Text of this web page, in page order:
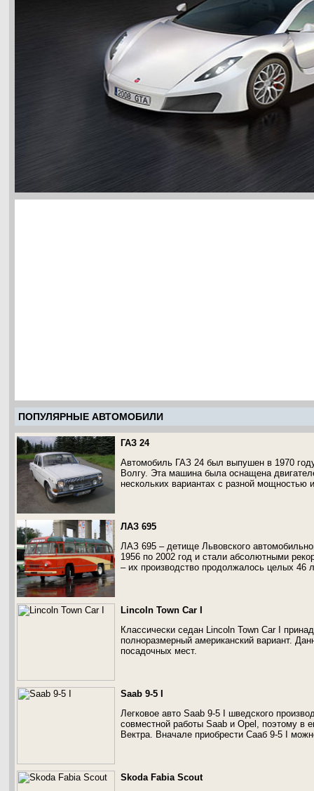
ПОПУЛЯРНЫЕ АВТОМОБИЛИ
ГАЗ 24
Автомобиль ГАЗ 24 был выпушен в 1970
Волгу. Эта машина была оснащена
нескольких вариантах с разной мощностью
ЛАЗ 695
ЛАЗ 695 – детище Львовского
1956 по 2002 год и стали абсолютными
– их производство продолжалось целых 46
Lincoln Town Car I
Классически седан Lincoln Town Car I
полноразмерный американский вариант.
посадочных мест.
Saab 9-5 I
Легковое авто Saab 9-5 I шведского
совместной работы Saab и Opel, поэтому в
Вектра. Вначале приобрести Сааб 9-5 I
Skoda Fabia Scout